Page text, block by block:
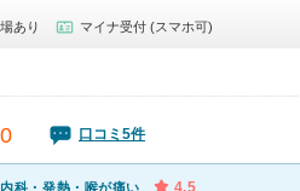
あり マイナ受付 (スマホ可)
口コミ5件
内科・発熱・喉が痛い 4.5